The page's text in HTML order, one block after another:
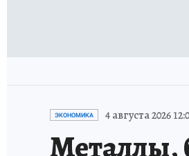
ЭКОНОМИКА 4 августа 2026
Металлы,